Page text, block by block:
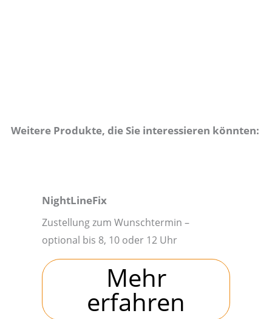
Weitere Produkte, die Sie interessieren könnten:
NightLineFix
Zustellung zum Wunschtermin –
optional bis 8, 10 oder 12 Uhr
Mehr
erfahren